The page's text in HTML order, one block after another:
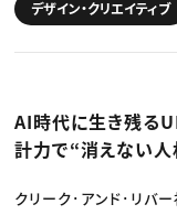
編集・ライティング
ディレクション
Webクリエイター
ゲームクリエイタ
クリエイターイン
C＆R Magazine
セミナー
ニュース・トレンド
Web
映像
広告
出版
デザイン・クリエイティブ
AI時代に生き残る
計力で“消えない
クリーク･アンド･リバ